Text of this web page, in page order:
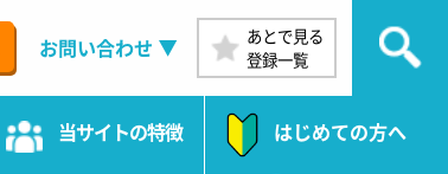
お問い合わせ
あとで見る
登録一覧
当サイトの特徴 はじめての方へ